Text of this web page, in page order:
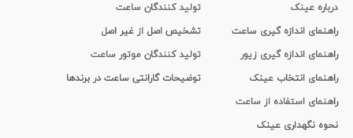
درباره عینک
راهنمای اندازه گیری ساعت
راهنمای اندازه گیری زیور
راهنمای انتخاب عینک
راهنمای استفاده از ساعت
نحوه نگهداری عینک
تولید کنندگان ساعت
تشخیص اصل از غیر اصل
تولید کنندگان موتور ساعت
توضیحات گارانتی ساعت در برندها